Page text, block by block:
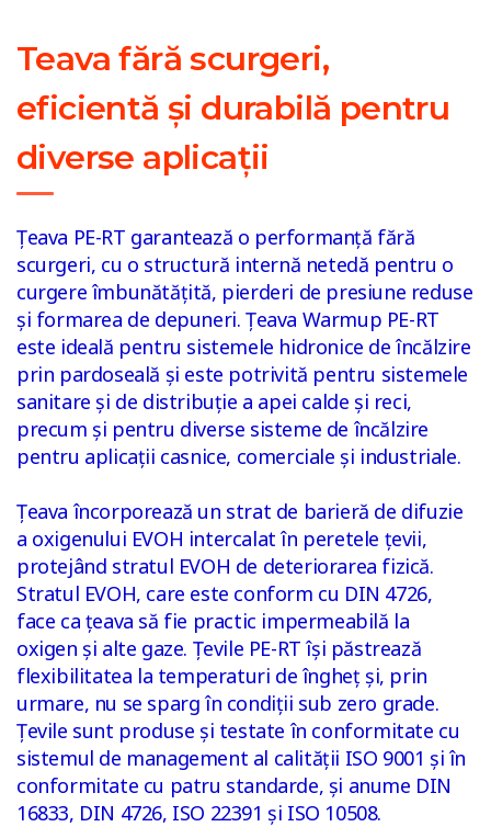
Teava fără scurgeri,
eficientă și durabilă pentru
diverse aplicații
Țeava PE-RT garantează o performanță fără
scurgeri, cu o structură internă netedă pentru o
curgere îmbunătățită, pierderi de presiune reduse
și formarea de depuneri. Țeava Warmup PE-RT
este ideală pentru sistemele hidronice de încălzire
prin pardoseală și este potrivită pentru sistemele
sanitare și de distribuție a apei calde și reci,
precum și pentru diverse sisteme de încălzire
pentru aplicații casnice, comerciale și industriale.
Țeava încorporează un strat de barieră de difuzie
a oxigenului EVOH intercalat în peretele țevii,
protejând stratul EVOH de deteriorarea fizică.
Stratul EVOH, care este conform cu DIN 4726,
face ca țeava să fie practic impermeabilă la
oxigen și alte gaze. Țevile PE-RT își păstrează
flexibilitatea la temperaturi de îngheț și, prin
urmare, nu se sparg în condiții sub zero grade.
Țevile sunt produse și testate în conformitate cu
sistemul de management al calității ISO 9001 și în
conformitate cu patru standarde, și anume DIN
16833, DIN 4726, ISO 22391 și ISO 10508.